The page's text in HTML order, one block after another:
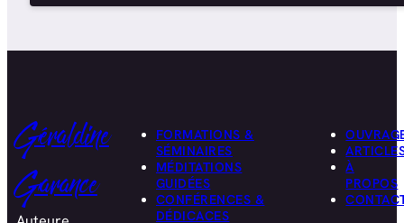
Géraldine
Garance
FORMATIONS &
SÉMINAIRES
MÉDITATIONS
GUIDÉES
CONFÉRENCES &
DÉDICACES
À
PROPOS